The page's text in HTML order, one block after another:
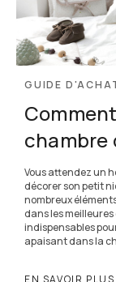
GUIDE
chambre
Vous attendez un
décorer son petit
nombreux
dans les
indispensables
apaisant dans la
EN SAVOIR PLUS